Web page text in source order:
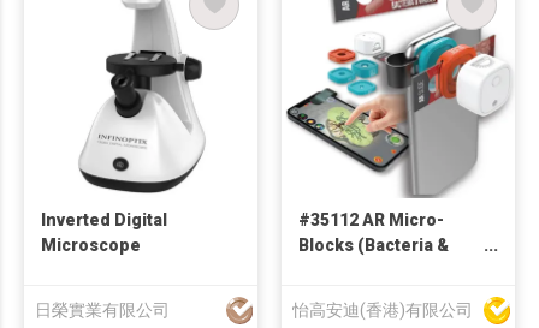
Inverted Digital
Microscope
日榮實業有限公司
#35112 AR Micro-
Blocks (Bacteria &
怡高安迪(香港)有限公司